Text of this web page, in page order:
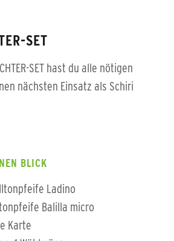
SET
SET hast du alle nötigen
nächsten Einsatz als Schiri
BLICK
Ladino
Balilla micro
Karte